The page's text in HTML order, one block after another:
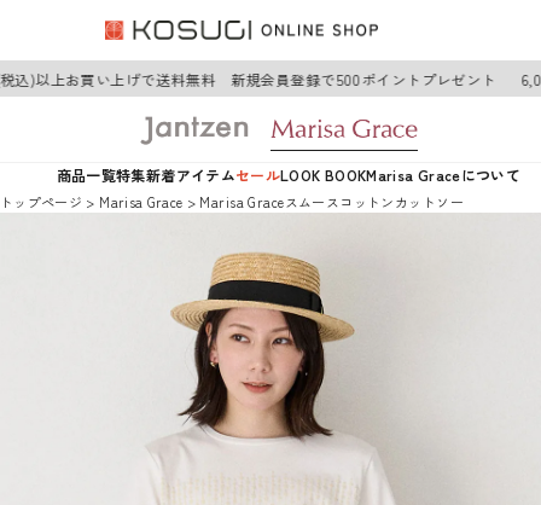
)以上お買い上げで送料無料 新規会員登録で500ポイントプレゼント
商品一覧特集新着アイテムセールLOOK BOOKMarisa Graceについて
トップページ Marisa Grace Marisa Graceスムースコットンカットソー